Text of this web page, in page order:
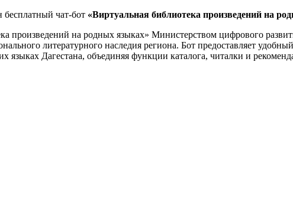
чат‑бот «Виртуальная библиотека произведений на
произведений на родных языках» Министерством цифрового
литературного наследия региона. Бот предоставляет
языках Дагестана, объединяя функции каталога, читалки и